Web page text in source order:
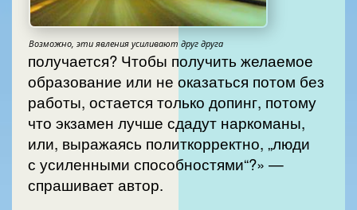
Возможно, эти явления усиливают друг друга
получается? Чтобы получить желаемое
образование или не оказаться потом без
работы, остается только допинг, потому
что экзамен лучше сдадут наркоманы,
или, выражаясь политкорректно, „люди
с усиленными способностями“?» —
спрашивает автор.